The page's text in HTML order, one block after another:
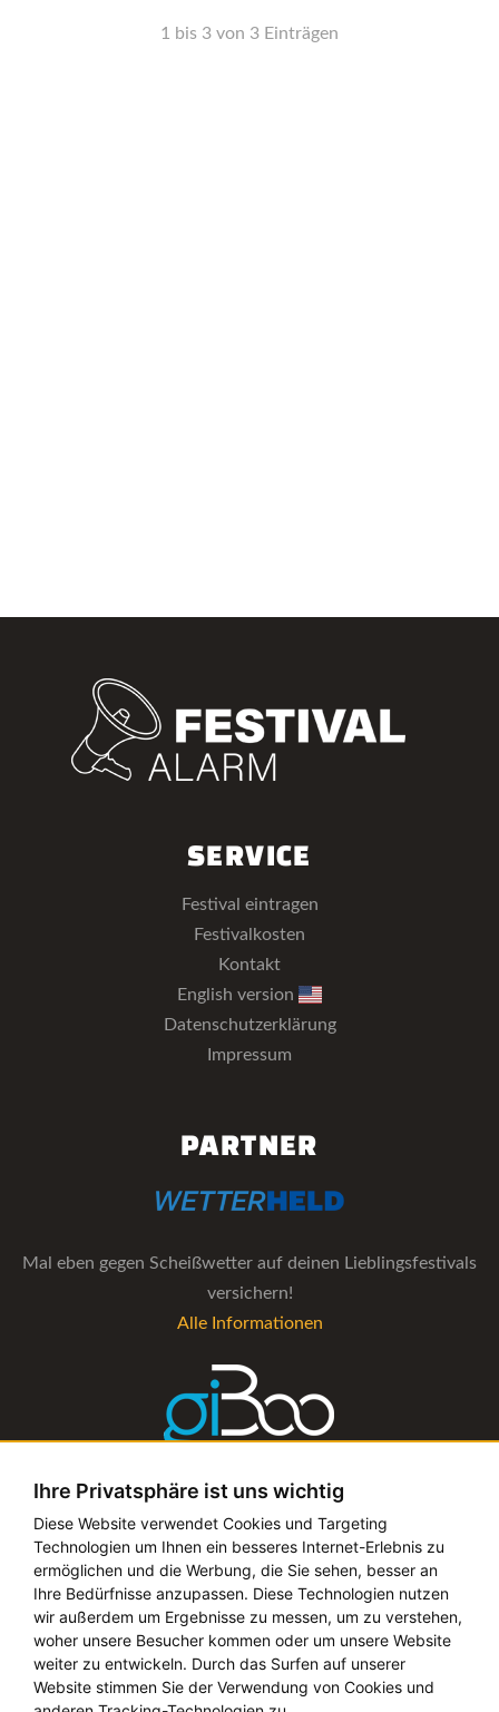
Ihre Privatsphäre ist uns wichtig
Diese Website verwendet Cookies und Targeting
Technologien um Ihnen ein besseres Internet-Erlebnis zu
ermöglichen und die Werbung, die Sie sehen, besser an
Ihre Bedürfnisse anzupassen. Diese Technologien nutzen
wir außerdem um Ergebnisse zu messen, um zu verstehen,
woher unsere Besucher kommen oder um unsere Website
weiter zu entwickeln. Durch das Surfen auf unserer
Website stimmen Sie der Verwendung von Cookies und
1 bis 3 von 3 Einträgen
SERVICE
Festival eintragen
Festivalkosten
Kontakt
English version
Datenschutzerklärung
Impressum
PARTNER
Mal eben gegen Scheißwetter auf deinen Lieblingsfestivals
versichern!
Alle Informationen
Die Verwaltungs-Software für alle Künstler- und
Bookingagenturen
Alle Informationen
Copyright © 2019 - 2026 festival-alarm.com | ein